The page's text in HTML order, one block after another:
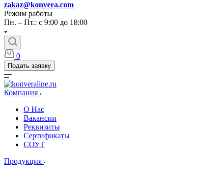
zakaz@konvera.com
Режим работы
Пн. – Пт.: с 9:00 до 18:00
0
Подать заявку
Компания
О Нас
Вакансии
Реквизиты
Сертификаты
СОУТ
Продукция